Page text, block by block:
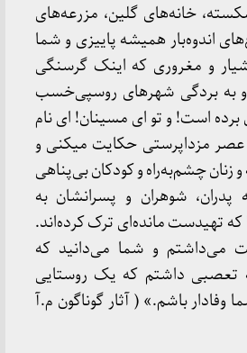
خانه‌های گلین، مزرعه‌های
اندوه‌بار همیشه پاییزی و شما
و مغروری که اینک گرسنگی
و به بردگی شهرهای روسپی‌خسب
برده است! و تو ای مسینان! ای نام
عصر مزداپرستی حکایت میکنی و
زنان چشم‌به‌راه و کودکان بی‌پناهی
شوهران و پسرانشان به
تهیدست مانده‌ای ترک کرده‌اند.
می‌داشتم و شما می‌دانید که
تعصبی داشتم که یک روستایی
وفادار باشم.»( آثار گوناگون م.آ